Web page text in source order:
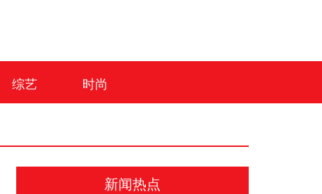
综艺 时尚
新闻热点